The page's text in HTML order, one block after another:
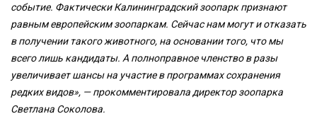
событие. Фактически Калининградский зоопарк признают
равным европейским зоопаркам. Сейчас нам могут и отказать
в получении такого животного, на основании того, что мы
всего лишь кандидаты. А полноправное членство в разы
увеличивает шансы на участие в программах сохранения
редких видов», — прокомментировала директор зоопарка
Светлана Соколова.